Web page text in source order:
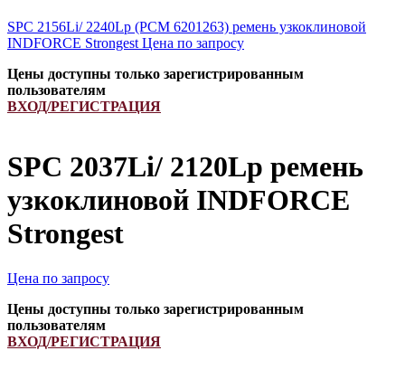
SPC 2156Li/ 2240Lp (РСМ 6201263) ремень узкоклиновой
INDFORCE Strongest Цена по запросу
Цены доступны только зарегистрированным
пользователям
ВХОД/РЕГИСТРАЦИЯ
SPC 2037Li/ 2120Lp ремень
узкоклиновой INDFORCE
Strongest
Цена по запросу
Цены доступны только зарегистрированным
пользователям
ВХОД/РЕГИСТРАЦИЯ